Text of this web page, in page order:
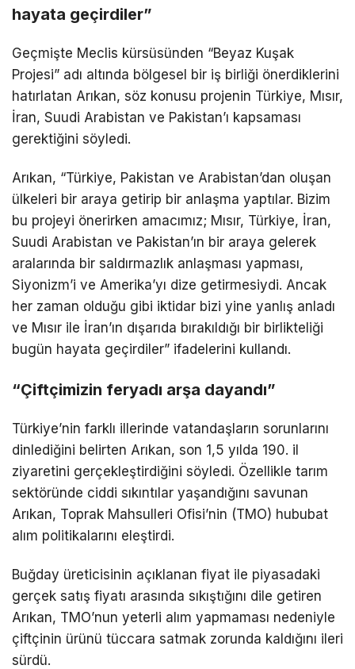
hayata geçirdiler”
Geçmişte Meclis kürsüsünden “Beyaz Kuşak
Projesi” adı altında bölgesel bir iş birliği önerdiklerini
hatırlatan Arıkan, söz konusu projenin Türkiye, Mısır,
İran, Suudi Arabistan ve Pakistan’ı kapsaması
gerektiğini söyledi.
Arıkan, “Türkiye, Pakistan ve Arabistan’dan oluşan
ülkeleri bir araya getirip bir anlaşma yaptılar. Bizim
bu projeyi önerirken amacımız; Mısır, Türkiye, İran,
Suudi Arabistan ve Pakistan’ın bir araya gelerek
aralarında bir saldırmazlık anlaşması yapması,
Siyonizm’i ve Amerika’yı dize getirmesiydi. Ancak
her zaman olduğu gibi iktidar bizi yine yanlış anladı
ve Mısır ile İran’ın dışarıda bırakıldığı bir birlikteliği
bugün hayata geçirdiler” ifadelerini kullandı.
“Çiftçimizin feryadı arşa dayandı”
Türkiye’nin farklı illerinde vatandaşların sorunlarını
dinlediğini belirten Arıkan, son 1,5 yılda 190. il
ziyaretini gerçekleştirdiğini söyledi. Özellikle tarım
sektöründe ciddi sıkıntılar yaşandığını savunan
Arıkan, Toprak Mahsulleri Ofisi’nin (TMO) hububat
alım politikalarını eleştirdi.
Buğday üreticisinin açıklanan fiyat ile piyasadaki
gerçek satış fiyatı arasında sıkıştığını dile getiren
Arıkan, TMO’nun yeterli alım yapmaması nedeniyle
çiftçinin ürünü tüccara satmak zorunda kaldığını ileri
sürdü.